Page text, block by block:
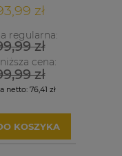
zł
regularna:
zł
cena:
zł
netto: 76,41 zł
KOSZYKA